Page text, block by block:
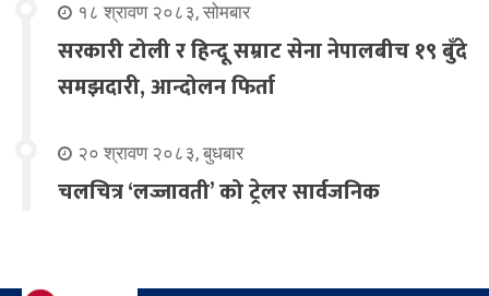
१८ श्रावण २०८३, सोमबार
सरकारी टोली र हिन्दू सम्राट सेना नेपालबीच १९ बुँदे
समझदारी, आन्दोलन फिर्ता
२० श्रावण २०८३, बुधबार
चलचित्र ‘लज्जावती’ को ट्रेलर सार्वजनिक